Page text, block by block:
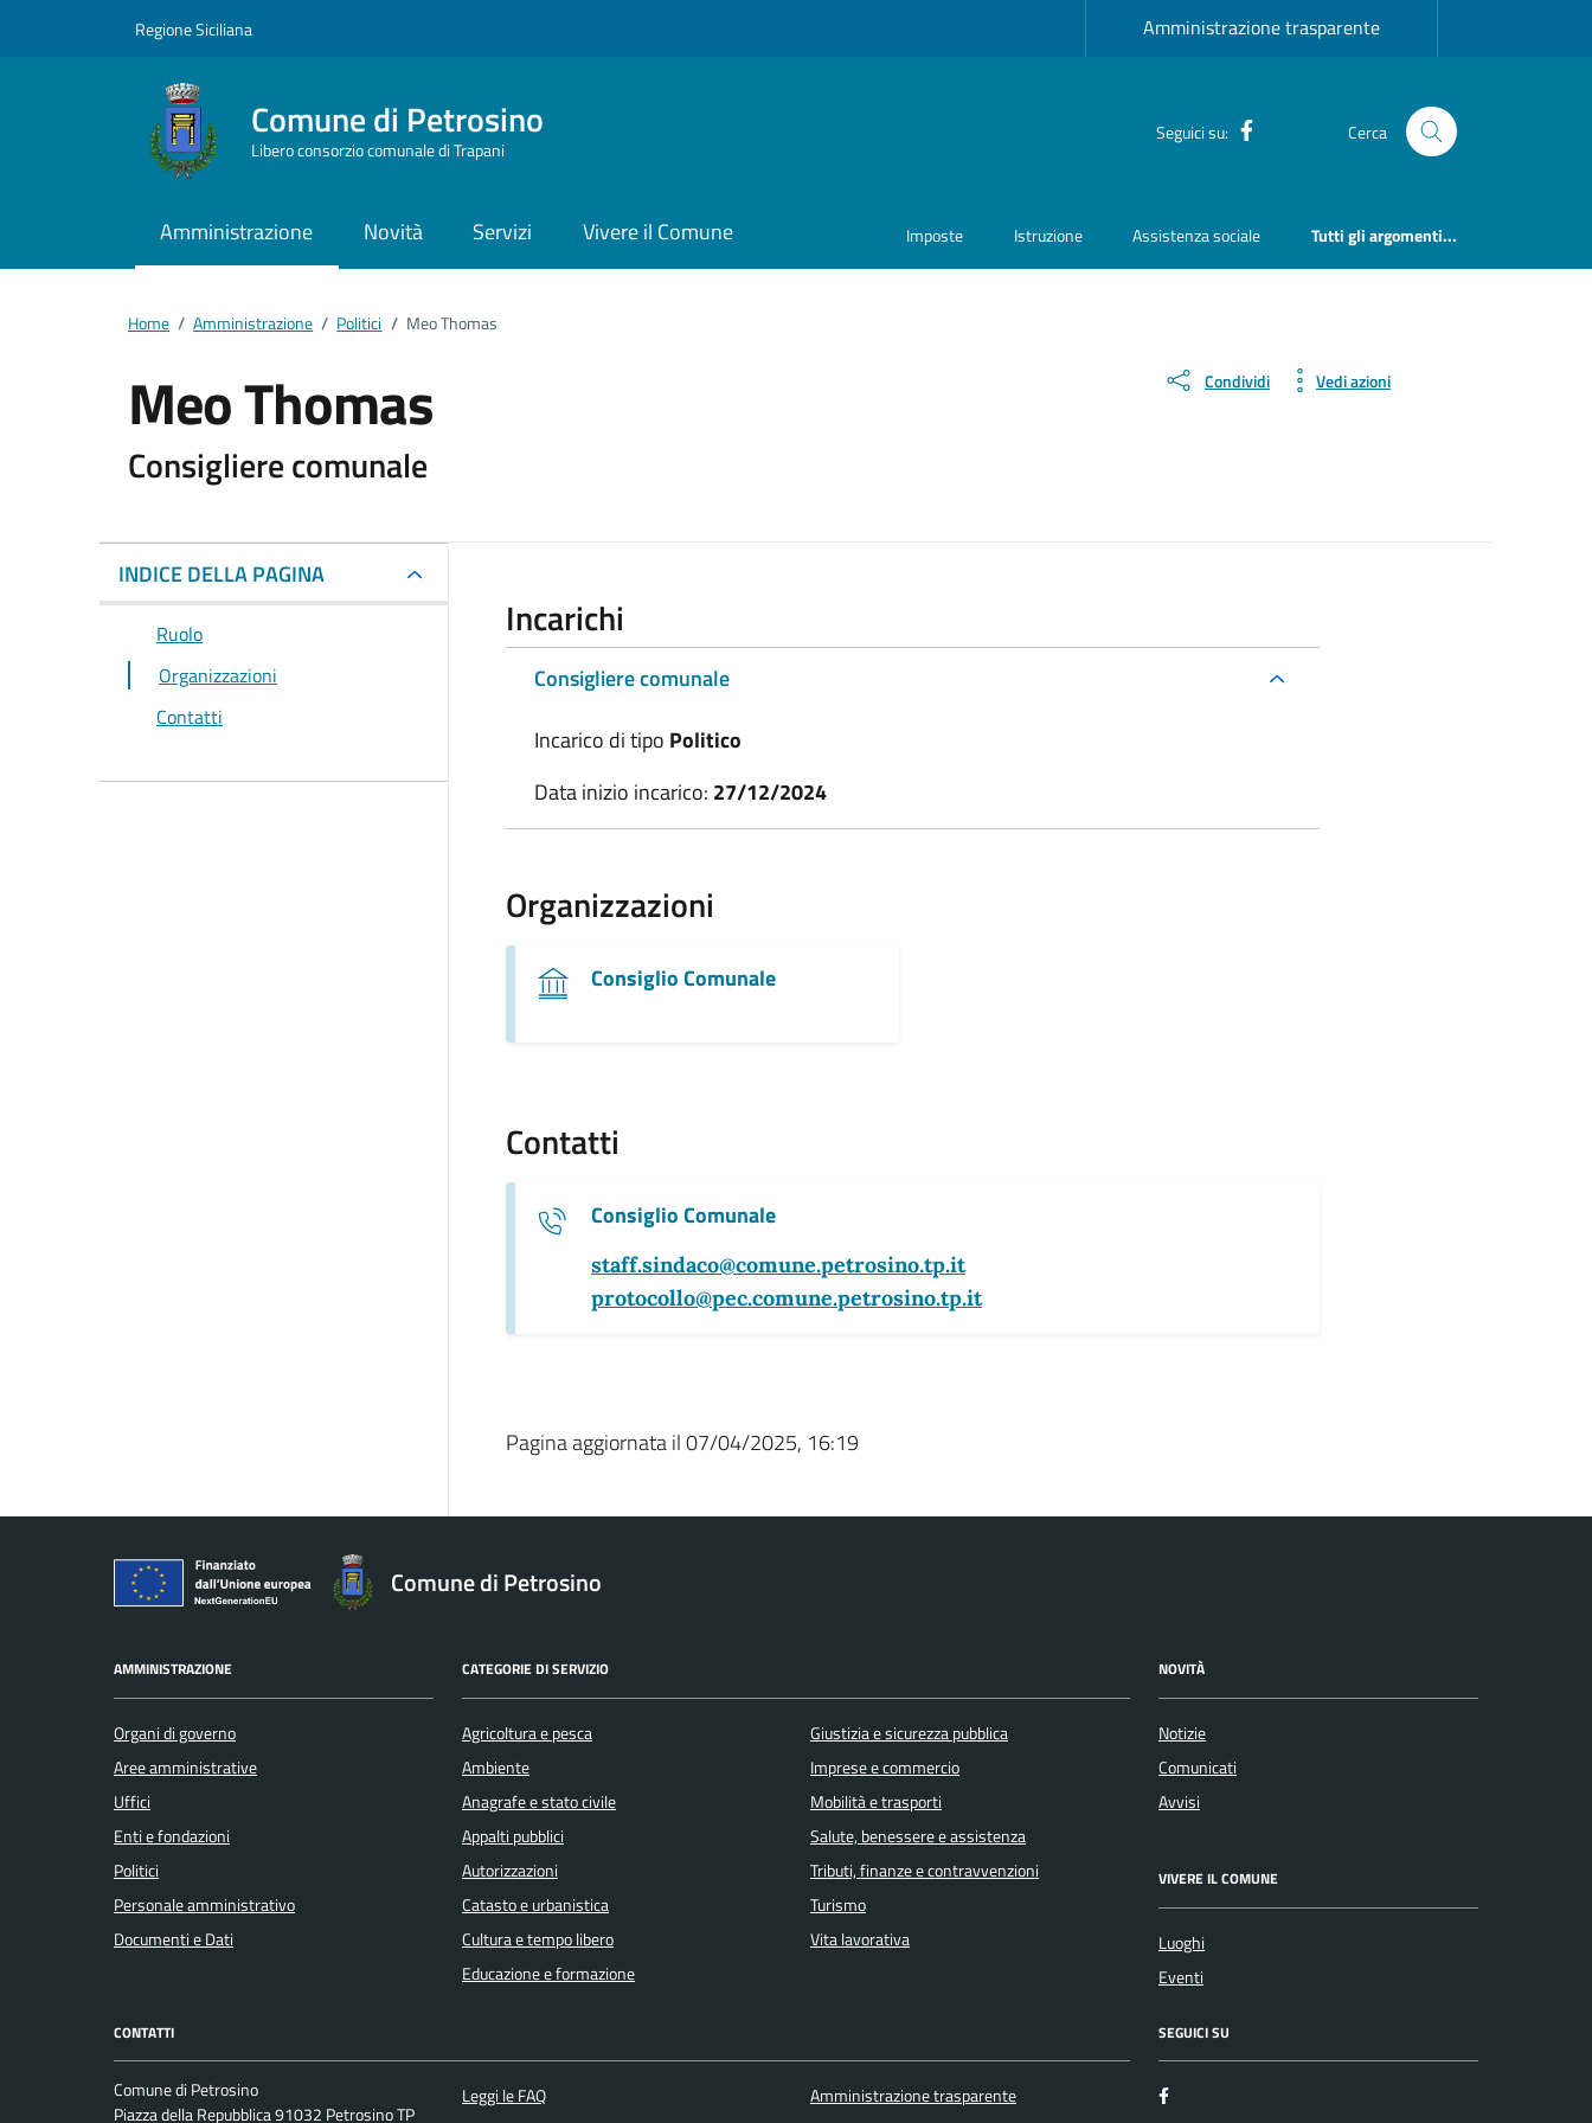
Regione Siciliana Amministrazione trasparente
Comune di Petrosino
Libero consorzio comunale di Trapani
Seguici su: Facebook Cerca
Amministrazione Novità Servizi Vivere il Comune Imposte Istruzione Assistenza sociale Tutti gli argomenti...
Home / Amministrazione / Politici / Meo Thomas
Meo Thomas
Dettagli della persona
Consigliere comunale
Condividi Vedi azioni
INDICE DELLA PAGINA
Ruolo
Organizzazioni
Contatti
Incarichi
Consigliere comunale
Incarico di tipo Politico
Data inizio incarico: 27/12/2024
Organizzazioni
Consiglio Comunale
Contatti
Consiglio Comunale
staff.sindaco@comune.petrosino.tp.it
protocollo@pec.comune.petrosino.tp.it
Pagina aggiornata il 07/04/2025, 16:19
Comune di Petrosino
AMMINISTRAZIONE
Organi di governo
Aree amministrative
Uffici
Enti e fondazioni
Politici
Personale amministrativo
Documenti e Dati
CATEGORIE DI SERVIZIO
Agricoltura e pesca
Ambiente
Anagrafe e stato civile
Appalti pubblici
Autorizzazioni
Catasto e urbanistica
Cultura e tempo libero
Educazione e formazione
Giustizia e sicurezza pubblica
Imprese e commercio
Mobilità e trasporti
Salute, benessere e assistenza
Tributi, finanze e contravvenzioni
Turismo
Vita lavorativa
NOVITÀ
Notizie
Comunicati
Avvisi
VIVERE IL COMUNE
Luoghi
Eventi
CONTATTI
Comune di Petrosino
Piazza della Repubblica 91032 Petrosino TP
Leggi le FAQ
Amministrazione trasparente
SEGUICI SU
Facebook